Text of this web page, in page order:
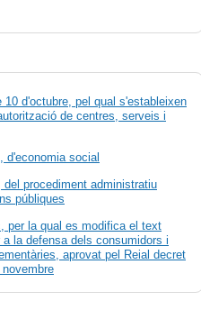
10 d'octubre, pel qual s'estableixen
de centres, serveis i
d'economia social
del procediment administratiu
públiques
per la qual es modifica el text
la defensa dels consumidors i
aprovat pel Reial decret